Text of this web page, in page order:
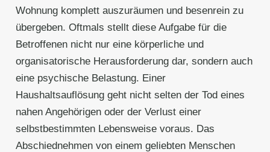
Wohnung komplett auszuräumen und besenrein zu
übergeben. Oftmals stellt diese Aufgabe für die
Betroffenen nicht nur eine körperliche und
organisatorische Herausforderung dar, sondern auch
eine psychische Belastung. Einer
Haushaltsauflösung geht nicht selten der Tod eines
nahen Angehörigen oder der Verlust einer
selbstbestimmten Lebensweise voraus. Das
Abschiednehmen von einem geliebten Menschen